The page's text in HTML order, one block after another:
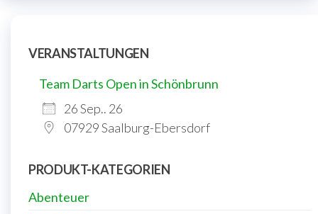
VERANSTALTUNGEN
Team Darts Open in Schönbrunn
26 Sep.. 26
07929 Saalburg-Ebersdorf
PRODUKT-KATEGORIEN
Abenteuer